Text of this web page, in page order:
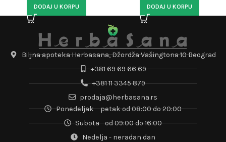
DODAJ U KORPU DODAJ U KORPU
Biljna apoteka Herbasana, Džordža Vašingtona 10 Beograd
+381 69 69 66 69
+381 11 3345 879
prodaja@herbasana.rs
Ponedeljak – petak od 08:00 do 20:00
Subota - od 09:00 do 16:00
Nedelja - neradan dan